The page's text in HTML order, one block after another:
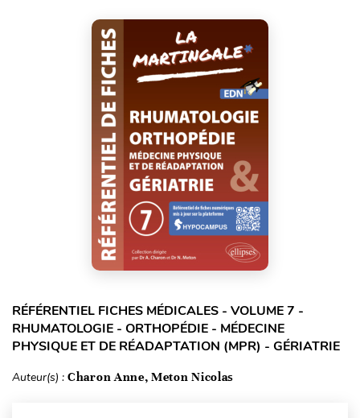
RÉFÉRENTIEL FICHES MÉDICALES - VOLUME 7 -
RHUMATOLOGIE - ORTHOPÉDIE - MÉDECINE
PHYSIQUE ET DE RÉADAPTATION (MPR) - GÉRIATRIE
Auteur(s) : Charon Anne, Meton Nicolas